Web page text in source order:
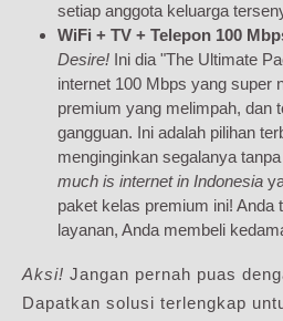
setiap anggota keluarga
WiFi + TV + Telepon 100
Desire! Ini dia "The Ultimate
internet 100 Mbps yang super
premium yang melimpah, dan
gangguan. Ini adalah pilihan
menginginkan segalanya
much is internet in Indonesia
paket kelas premium ini! Anda
layanan, Anda membeli
Aksi! Jangan pernah puas
Dapatkan solusi terlengkap